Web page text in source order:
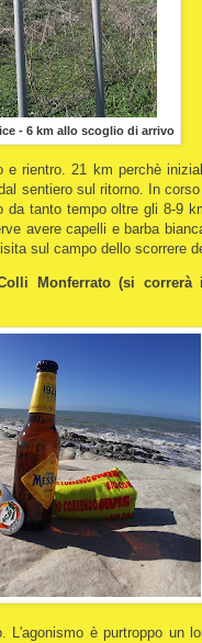
- 6 km allo scoglio di arrivo
rientro. 21 km perchè
sentiero sul ritorno. In corso
da tanto tempo oltre gli 8-9
avere capelli e barba
sul campo dello scorrere
Monferrato (si
è purtroppo un